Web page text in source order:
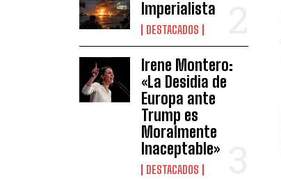
Imperialista
DESTACADOS
Irene Montero:
«La Desidia de
Europa ante
Trump es
Moralmente
Inaceptable»
DESTACADOS